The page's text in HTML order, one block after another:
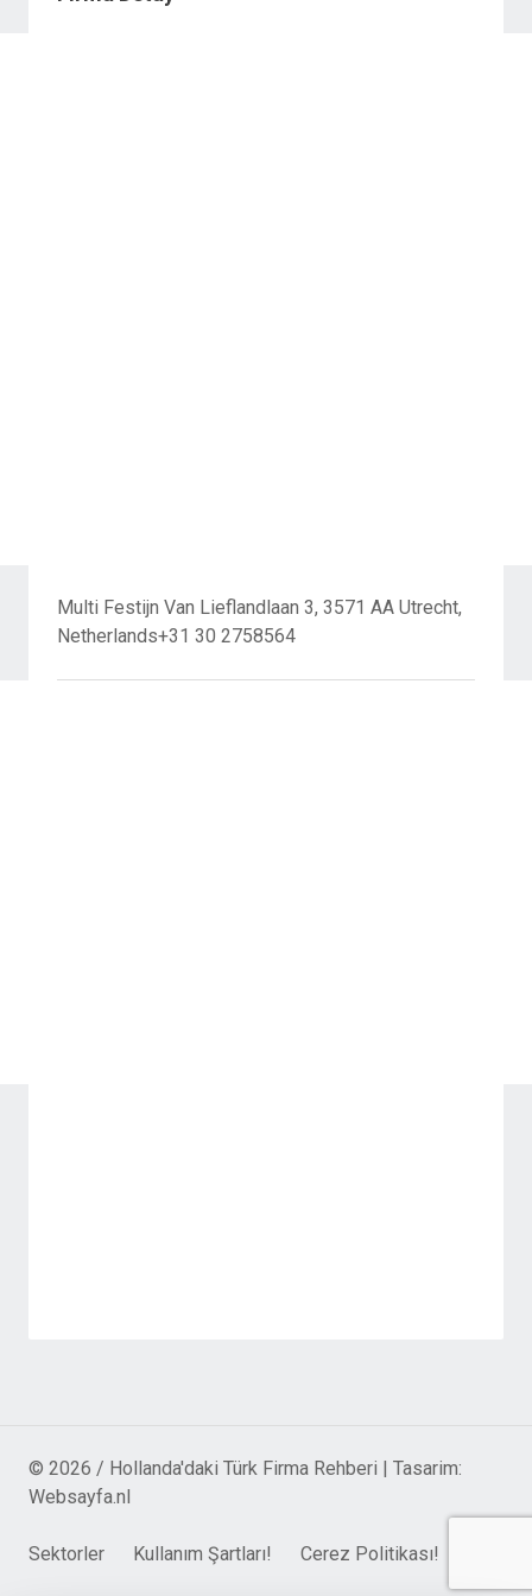
Multi Festijn Van Lieflandlaan 3, 3571 AA Utrecht,
Netherlands+31 30 2758564
© 2026 / Hollanda'daki Türk Firma Rehberi | Tasarim:
Websayfa.nl
Sektorler Kullanım Şartları! Cerez Politikası!